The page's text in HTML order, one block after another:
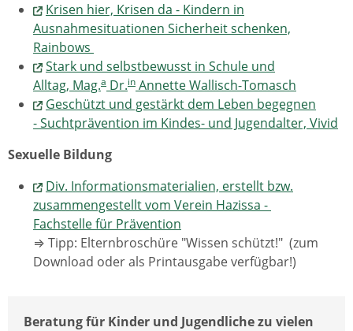
Krisen hier, Krisen da - Kindern in
Ausnahmesituationen Sicherheit schenken,
Rainbows
Stark und selbstbewusst in Schule und
Alltag, Mag.a Dr.in Annette Wallisch-Tomasch
Geschützt und gestärkt dem Leben begegnen
- Suchtprävention im Kindes- und Jugendalter, Vivid
Sexuelle Bildung
Div. Informationsmaterialien, erstellt bzw.
zusammengestellt vom Verein Hazissa -
Fachstelle für Prävention
⇒ Tipp: Elternbroschüre "Wissen schützt!" (zum
Download oder als Printausgabe verfügbar!)
Beratung für Kinder und Jugendliche zu vielen